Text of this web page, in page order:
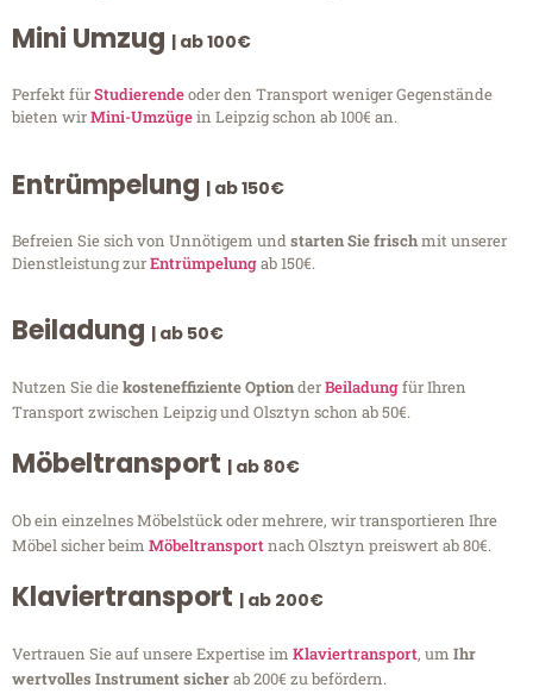
Mini Umzug | ab 100€
Perfekt fürStudierendeoder den Transport weniger Gegenstände
bieten wirMini-Umzügein Leipzig schon ab 100€ an.
Entrümpelung | ab 150€
Befreien Sie sich von Unnötigem undstarten Sie frischmit unserer
Dienstleistung zurEntrümpelungab 150€.
Beiladung | ab 50€
Nutzen Sie diekosteneffiziente OptionderBeiladungfür Ihren
Transport zwischen Leipzig und Olsztyn schon ab 50€.
Möbeltransport | ab 80€
Ob ein einzelnes Möbelstück oder mehrere, wir transportieren Ihre
Möbel sicher beim Möbeltransportnach Olsztyn preiswert ab 80€.
Klaviertransport | ab 200€
Vertrauen Sie auf unsere Expertise im Klaviertransport, um Ihr
wertvolles Instrument sicherab 200€ zu befördern.